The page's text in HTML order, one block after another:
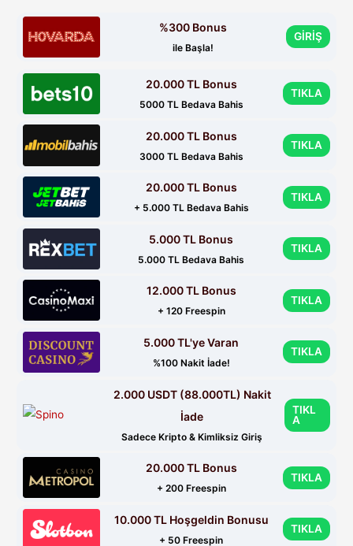
%300 Bonus
ile Başla!
GİRİŞ
20.000 TL Bonus
5000 TL Bedava Bahis
TIKLA
20.000 TL Bonus
3000 TL Bedava Bahis
TIKLA
20.000 TL Bonus
+ 5.000 TL Bedava Bahis
TIKLA
5.000 TL Bonus
5.000 TL Bedava Bahis
TIKLA
12.000 TL Bonus
+ 120 Freespin
TIKLA
5.000 TL'ye Varan
%100 Nakit İade!
TIKLA
2.000 USDT (88.000TL) Nakit
İade
Sadece Kripto & Kimliksiz Giriş
TIKL
A
20.000 TL Bonus
+ 200 Freespin
TIKLA
10.000 TL Hoşgeldin Bonusu
+ 50 Freespin
TIKLA